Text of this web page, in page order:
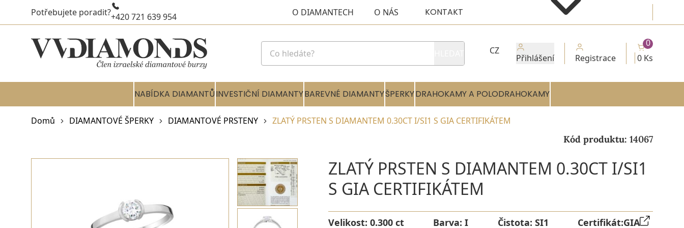
Potřebujete poradit?+420 721 639 954 O DIAMANTECH O NÁS KONTAKT
CZ
Přihlášení Registrace 0 Ks
0
NABÍDKA DIAMANTŮINVESTIČNÍ DIAMANTYBAREVNÉ DIAMANTYŠPERKYDRAHOKAMY A POLODRAHOKAMY
Domů DIAMANTOVÉ ŠPERKY DIAMANTOVÉ PRSTENY ZLATÝ PRSTEN S DIAMANTEM 0.30CT I/SI1 S GIA CERTIFIKÁTEM
Kód produktu: 14067
ZLATÝ PRSTEN S DIAMANTEM 0.30CT I/SI1
S GIA CERTIFIKÁTEM
Velikost: 0.300 ct Barva:I Čistota: SI1 Certifikát:GIA